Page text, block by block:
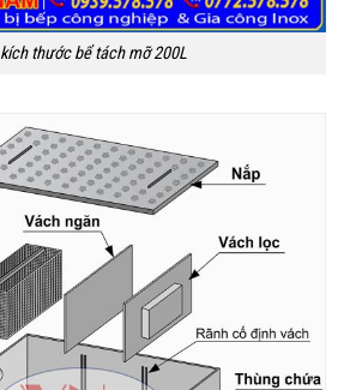
kích thước bể tách mỡ 200L